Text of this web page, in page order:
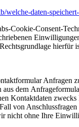
welche-daten-
Cookie-Consent-
hierfür
Anfragen
aus dem
Kontaktdaten
von Anschlussfragen
nicht ohne Ihre